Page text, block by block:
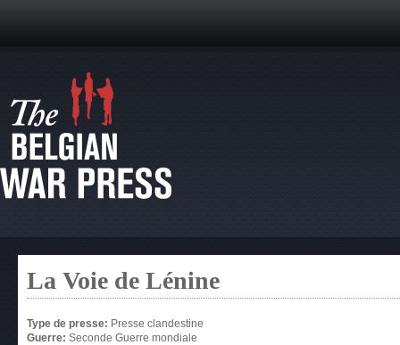
La Voie de Lénine
Type de presse: Presse clandestine
Guerre: Seconde Guerre mondiale